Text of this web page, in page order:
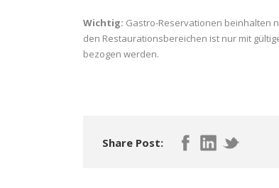
Wichtig: Gastro-Reservationen beinhalten
den Restaurationsbereichen ist nur mit
bezogen werden.
Share Post: